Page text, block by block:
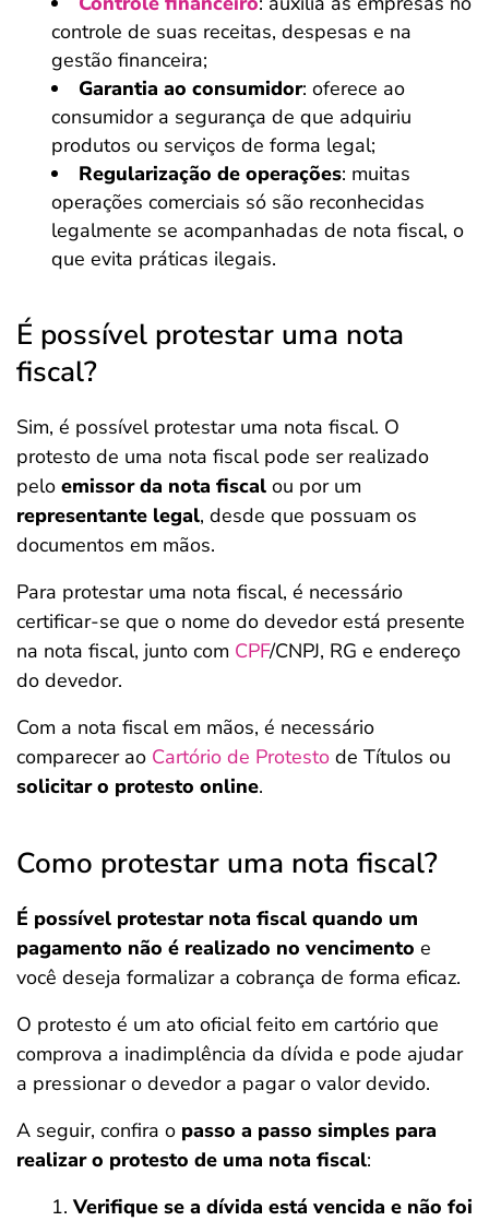
controle de suas receitas, despesas e na
gestão financeira;
Garantia ao consumidor: oferece ao
consumidor a segurança de que adquiriu
produtos ou serviços de forma legal;
Regularização de operações: muitas
operações comerciais só são reconhecidas
legalmente se acompanhadas de nota fiscal, o
que evita práticas ilegais.
É possível protestar uma nota
fiscal?
Sim, é possível protestar uma nota fiscal. O
protesto de uma nota fiscal pode ser realizado
pelo emissor da nota fiscal ou por um
representante legal, desde que possuam os
documentos em mãos.
Para protestar uma nota fiscal, é necessário
certificar-se que o nome do devedor está presente
na nota fiscal, junto com CPF/CNPJ, RG e endereço
do devedor.
Com a nota fiscal em mãos, é necessário
comparecer ao Cartório de Protesto de Títulos ou
solicitar o protesto online.
Como protestar uma nota fiscal?
É possível protestar nota fiscal quando um
pagamento não é realizado no vencimento e
você deseja formalizar a cobrança de forma eficaz.
O protesto é um ato oficial feito em cartório que
comprova a inadimplência da dívida e pode ajudar
a pressionar o devedor a pagar o valor devido.
A seguir, confira o passo a passo simples para
realizar o protesto de uma nota fiscal:
Verifique se a dívida está vencida e não foi